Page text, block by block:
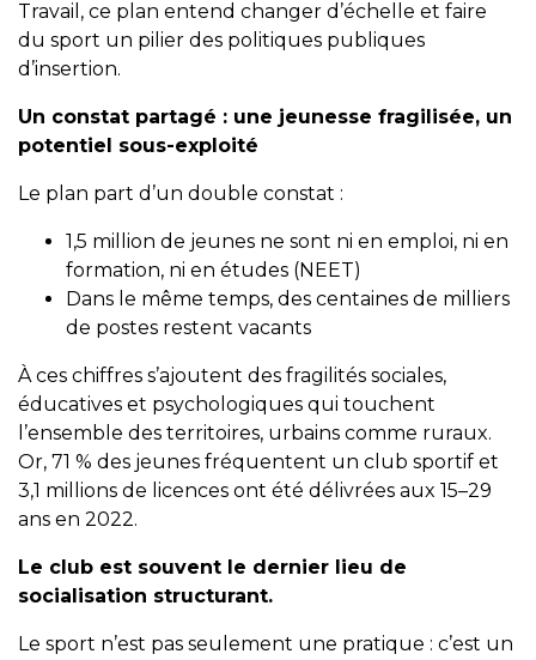
Travail, ce plan entend changer d’échelle et faire
du sport un pilier des politiques publiques
d’insertion.
Un constat partagé : une jeunesse fragilisée, un
potentiel sous-exploité
Le plan part d’un double constat :
1,5 million de jeunes ne sont ni en emploi, ni en
formation, ni en études (NEET)
Dans le même temps, des centaines de milliers
de postes restent vacants
À ces chiffres s’ajoutent des fragilités sociales,
éducatives et psychologiques qui touchent
l’ensemble des territoires, urbains comme ruraux.
Or, 71 % des jeunes fréquentent un club sportif et
3,1 millions de licences ont été délivrées aux 15–29
ans en 2022.
Le club est souvent le dernier lieu de
socialisation structurant.
Le sport n’est pas seulement une pratique : c’est un